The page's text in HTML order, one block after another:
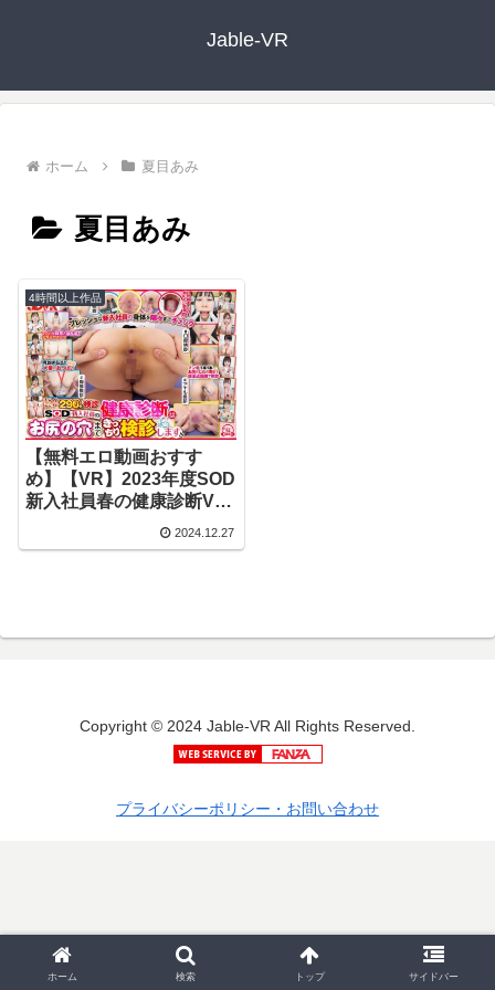
Jable-VR
ホーム 夏目あみ
夏目あみ
4時間以上作品
【無料エロ動画おすす
め】【VR】2023年度SOD
新入社員春の健康診断VR
11人290分スぺシャル ＃
アナル検診＃経膣検査＃
2024.12.27
Copyright © 2024 Jable-VR All Rights Reserved.
プライバシーポリシー・お問い合わせ
ホーム 検索 トップ サイドバー